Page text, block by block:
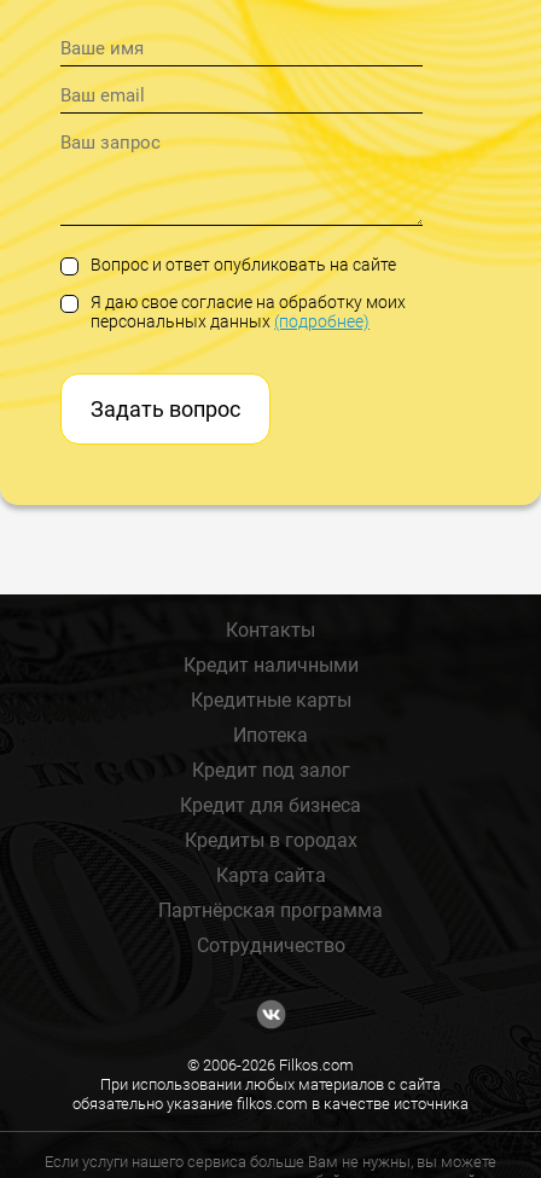
Вопрос и ответ опубликовать на сайте
Я даю свое согласие на обработку моих
персональных данных(подробнее)
Задать вопрос
Контакты
Кредит наличными
Кредитные карты
Ипотека
Кредит под залог
Кредит для бизнеса
Кредиты в городах
Карта сайта
Партнёрская программа
Сотрудничество
© 2006-2026 Filkos.com
При использовании любых материалов с сайта
обязательно указание filkos.com в качестве источника
Если услуги нашего сервиса больше Вам не нужны, вы можете